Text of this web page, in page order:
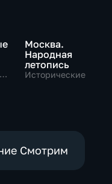
Москва.
Народная
летопись
Исторические
Смотрим